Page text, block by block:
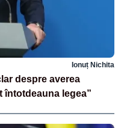
Ionuț Nichita
despre averea
întotdeauna legea”